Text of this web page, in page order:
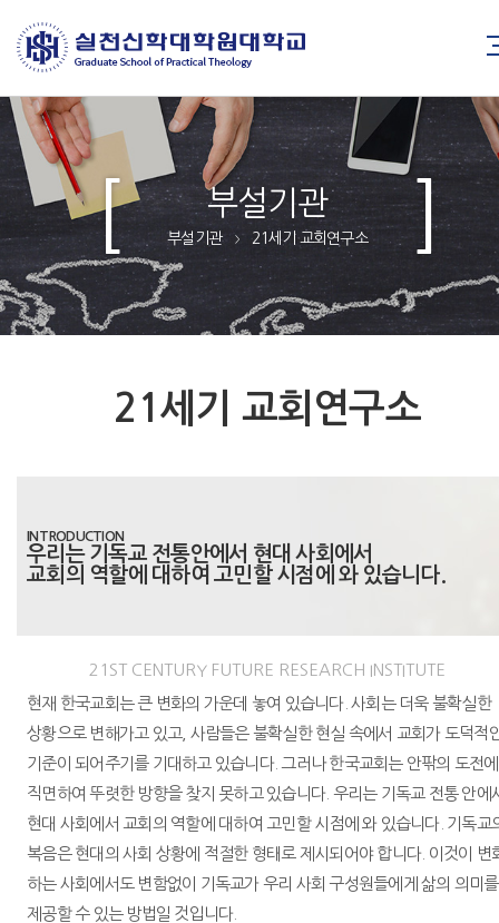
부설기관
부설기관 > 21세기 교회연구소
21세기 교회연구소
INTRODUCTION
우리는 기독교 전통안에서 현대 사회에서
교회의 역할에 대하여 고민할 시점에 와 있습니다.
21ST CENTURY FUTURE RESEARCH INSTITUTE
현재 한국교회는 큰 변화의 가운데 놓여 있습니다. 사회는 더욱 불확실한
상황으로 변해가고 있고, 사람들은 불확실한 현실 속에서 교회가 도덕적
기준이 되어주기를 기대하고 있습니다. 그러나 한국교회는 안팎의 도전에
직면하여 뚜렷한 방향을 찾지 못하고 있습니다. 우리는 기독교 전통 안에
현대 사회에서 교회의 역할에 대하여 고민할 시점에 와 있습니다. 기독교
복음은 현대의 사회 상황에 적절한 형태로 제시되어야 합니다. 이것이 변
하는 사회에서도 변함없이 기독교가 우리 사회 구성원들에게 삶의 의미를
제공할 수 있는 방법일 것입니다.